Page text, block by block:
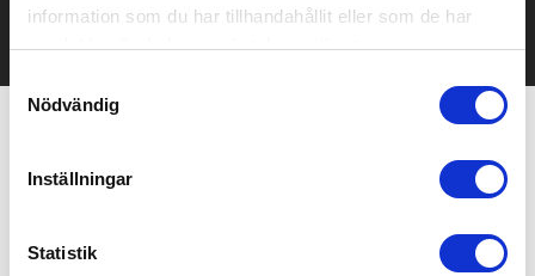
information som du har tillhandahållit eller som de har
samlat in när du har använt deras tjänster.
Nödvändig
Inställningar
Statistik